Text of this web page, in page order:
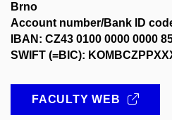
Brno
Account number/Bank ID
IBAN: CZ43 0100 0000 0000
SWIFT (=BIC):
FACULTY WEB